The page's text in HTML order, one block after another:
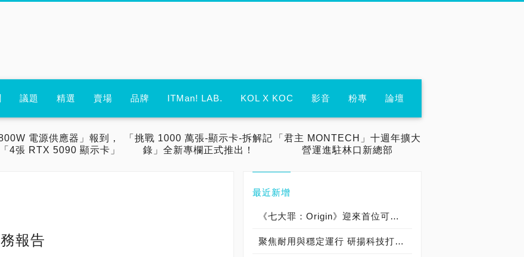
議題 精選 賣場 品牌 ITMan! LAB. KOL X KOC 影音 粉專 論壇
電源供應器」報到，
4張 RTX 5090 顯示卡」
「挑戰 1000 萬張-顯示卡-拆解記
錄」全新專欄正式推出！
「君主 MONTECH」十週年擴大
營運進駐林口新總部
報告
最近新增
《七大罪：Origin》迎來首位可遊玩十誡角色「德里艾利」
聚焦耐用與穩定運行 研揚科技打造新一代 COM Express Type 6 模組